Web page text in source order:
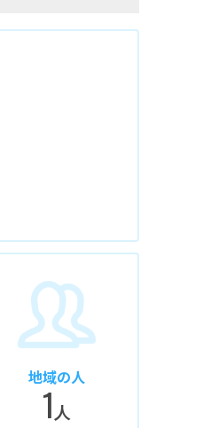
地域の人
1 人